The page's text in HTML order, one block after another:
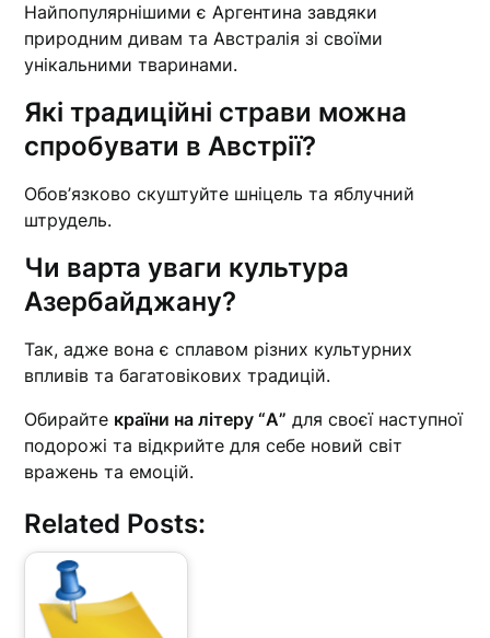
Найпопулярнішими є Аргентина завдяки
природним дивам та Австралія зі своїми
унікальними тваринами.
Які традиційні страви можна
спробувати в Австрії?
Обов’язково скуштуйте шніцель та яблучний
штрудель.
Чи варта уваги культура
Азербайджану?
Так, адже вона є сплавом різних культурних
впливів та багатовікових традицій.
Обирайте країни на літеру “А” для своєї наступної
подорожі та відкрийте для себе новий світ
вражень та емоцій.
Related Posts: